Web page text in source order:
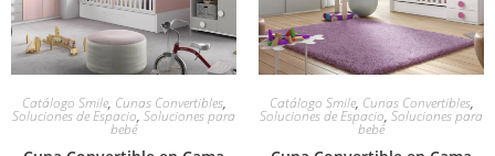
Catálogo Smile, Cunas Convertibles,
Soluciones de Espacio, Soluciones para
bebé
Catálogo Smile, Cunas Convertibles,
Soluciones de Espacio, Soluciones para
bebé